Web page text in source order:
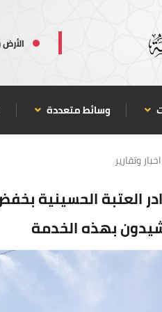
وسائط متعددة
اخبار وتقارير
العتبة الحسينية
بهذه الخدمة